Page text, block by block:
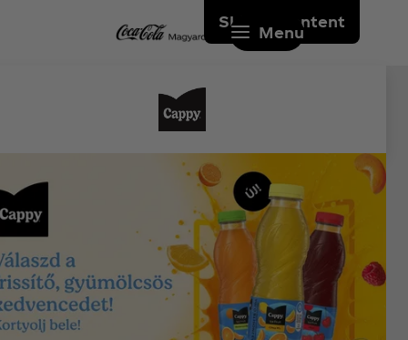
Skip to content
Menu